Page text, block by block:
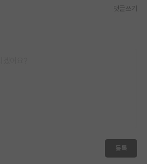
댓글쓰기
등록